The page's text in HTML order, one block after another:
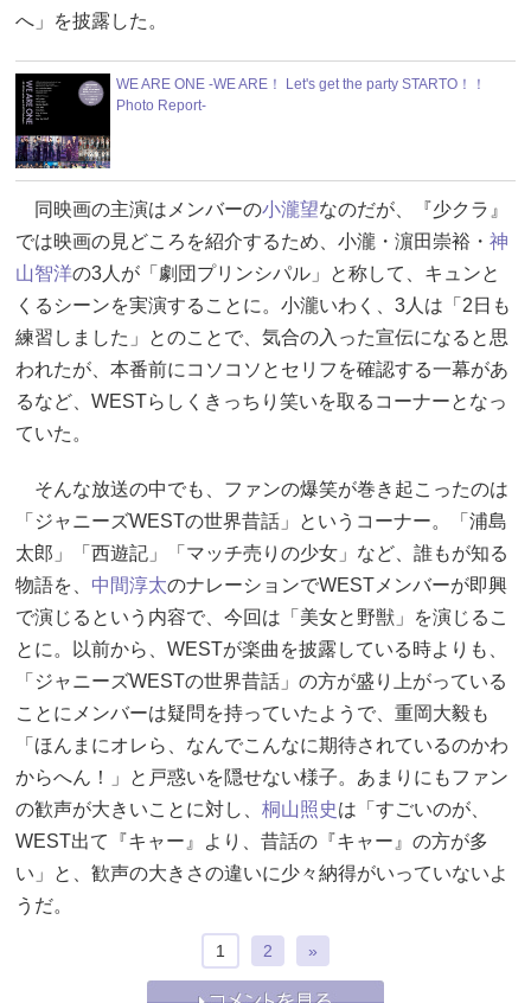
へ」を披露した。
WE ARE ONE -WE ARE！ Let's get the party STARTO！！
Photo Report-
同映画の主演はメンバーの小瀧望なのだが、『少クラ』
では映画の見どころを紹介するため、小瀧・濵田崇裕・ 神
山智洋の3人が「劇団プリンシパル」と称して、キュンと
くるシーンを実演することに。小瀧いわく、3人は「2日も
練習しました」とのことで、気合の入った宣伝になると思
われたが、本番前にコソコソとセリフを確認する一幕があ
るなど、WESTらしくきっちり笑いを取るコーナーとなっ
ていた。
そんな放送の中でも、ファンの爆笑が巻き起こったのは
「ジャニーズWESTの世界昔話」というコーナー。「浦島
太郎」「西遊記」「マッチ売りの少女」など、誰もが知る
物語を、 中間淳太のナレーションでWESTメンバーが即興
で演じるという内容で、今回は「美女と野獣」を演じるこ
とに。以前から、WESTが楽曲を披露している時よりも、
「ジャニーズWESTの世界昔話」の方が盛り上がっている
ことにメンバーは疑問を持っていたようで、重岡大毅も
「ほんまにオレら、なんでこんなに期待されているのかわ
からへん！」と戸惑いを隠せない様子。あまりにもファン
の歓声が大きいことに対し、 桐山照史は「すごいのが、
WEST出て『キャー』より、昔話の『キャー』の方が多
い」と、歓声の大きさの違いに少々納得がいっていないよ
うだ。
1 2 »